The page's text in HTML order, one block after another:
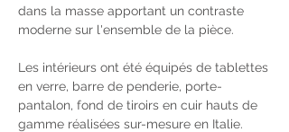
dans la masse apportant un contraste
moderne sur l'ensemble de la pièce.
Les intérieurs ont été équipés de tablettes
en verre, barre de penderie, porte-
pantalon, fond de tiroirs en cuir hauts de
gamme réalisées sur-mesure en Italie.